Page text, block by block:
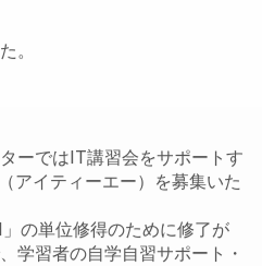
。
ーではIT講習会をサポートす
アイティーエー）を募集いた
の単位修得のために修了が
学習者の自学自習サポート・